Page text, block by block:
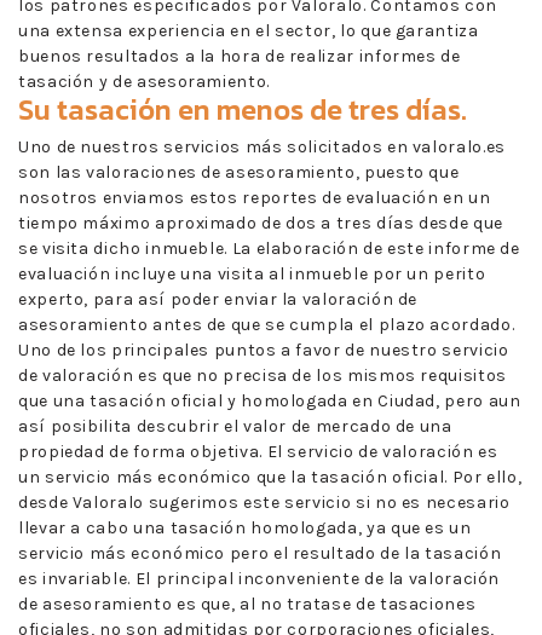
los patrones especificados por Valoralo. Contamos con
una extensa experiencia en el sector, lo que garantiza
buenos resultados a la hora de realizar informes de
tasación y de asesoramiento.
Su tasación en menos de tres días.
Uno de nuestros servicios más solicitados en valoralo.es
son las valoraciones de asesoramiento, puesto que
nosotros enviamos estos reportes de evaluación en un
tiempo máximo aproximado de dos a tres días desde que
se visita dicho inmueble. La elaboración de este informe de
evaluación incluye una visita al inmueble por un perito
experto, para así poder enviar la valoración de
asesoramiento antes de que se cumpla el plazo acordado.
Uno de los principales puntos a favor de nuestro servicio
de valoración es que no precisa de los mismos requisitos
que una tasación oficial y homologada en Ciudad, pero aun
así posibilita descubrir el valor de mercado de una
propiedad de forma objetiva. El servicio de valoración es
un servicio más económico que la tasación oficial. Por ello,
desde Valoralo sugerimos este servicio si no es necesario
llevar a cabo una tasación homologada, ya que es un
servicio más económico pero el resultado de la tasación
es invariable. El principal inconveniente de la valoración
de asesoramiento es que, al no tratase de tasaciones
oficiales, no son admitidas por corporaciones oficiales,